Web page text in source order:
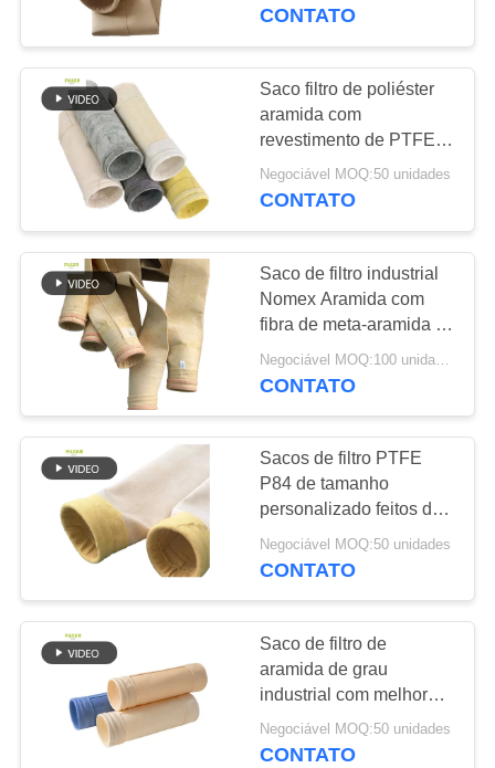
CONTROLE
DA
QUALIDADE
CONTACTE-
NOTÍCIA
PEÇA
UMAS
CITAÇÕES
MAPA
SITE
POLÍTICA
DE
PRIVACIDADE
Saco de filtro do
poliéster
113
Saco de filtro de
líquido
244
Saco de filtro de
fibra de vidro
CONTATO
Saco filtro de poliéster
aramida com
revestimento de PTFE
para aplicações de
combustão industrial
Negociável MOQ:50 unidades
CONTATO
Saco de filtro industrial
Nomex Aramida com
fibra de meta-aramida e
tratamento de ingestão
para melhorar o
CONTATO
Sacos de filtro PTFE
P84 de tamanho
personalizado feitos de
tecido filtrante P84 de
550 GSM para diversos
poeira
Negociável MOQ:50 unidades
CONTATO
Saco de filtro de
aramida de grau
industrial com melhor
permeabilidade ao ar e
excelentes propriedades
Negociável MOQ:50 unidades
CONTATO